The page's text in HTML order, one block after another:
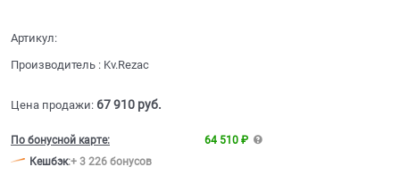
Артикул:
Производитель : Kv.Rezac
Цена продажи: 67 910 руб.
По бонусной карте:
64 510 ₽
Кешбэк:+ 3 226 бонусов